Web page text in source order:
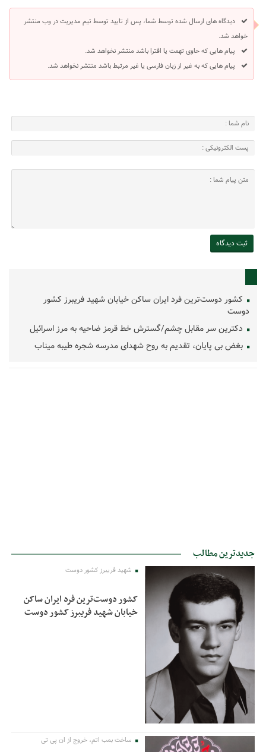
دیدگاه های ارسال شده توسط شما، پس از تایید توسط تیم مدیریت در وب منتشر
خواهد شد.
پیام هایی که حاوی تهمت یا افترا باشد منتشر نخواهد شد.
پیام هایی که به غیر از زبان فارسی یا غیر مرتبط باشد منتشر نخواهد شد.
کشور دوست‌ترین فرد ایران ساکن خیابان شهید فریبرز کشور
دوست
دکترین سر مقابل چشم/گسترش خط قرمز ضاحیه به مرز اسرائیل
بغض بی پایان، تقدیم به روح شهدای مدرسه شجره طیبه میناب
جدیدترین مطالب
شهید فریبرز کشور دوست
کشور دوست‌ترین فرد ایران ساکن
خیابان شهید فریبرز کشور دوست
ساخت بمب اتم، خروج از ان پی تی